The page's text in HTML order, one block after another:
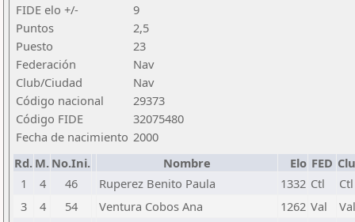
FIDE elo +/-
9
Puntos
2,5
Puesto
23
Federación
Nav
Club/Ciudad
Nav
Código nacional
29373
Código FIDE
32075480
Fecha de nacimiento 2000
Rd. M. No.Ini. Nombre Elo FED
1
4 46 Ruperez Benito Paula 1332 Ctl
Ctl
3
4 54 Ventura Cobos Ana 1262 Val
Val